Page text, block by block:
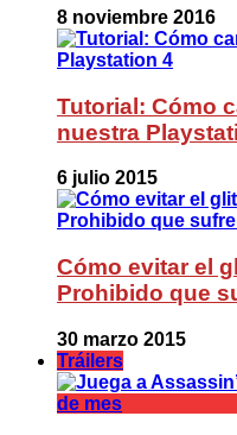
8 noviembre 2016
Tutorial: Cómo
nuestra
6 julio 2015
Cómo evitar el
Prohibido que
30 marzo 2015
Tráilers